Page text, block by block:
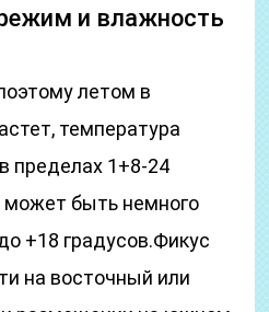
и влажность
летом в
температура
пределах 1+8-24
может быть немного
+18 градусов.Фикус
на восточный или